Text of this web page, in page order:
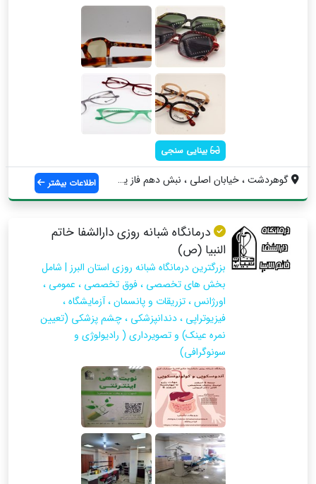
بینایی سنجی
گوهردشت ، خیابان اصلی ، نبش دهم فاز یک ،... اطلاعات بیشتر
درمانگاه شبانه روزی دارالشفا خاتم
النبیا (ص)
بزرگترین درمانگاه شبانه روزی استان البرز | شامل
بخش های تخصصی ، فوق تخصصی ، عمومی ،
اورژانس ، تزریقات و پانسمان ، آزمایشگاه ،
فیزیوتراپی ، دندانپزشکی ، چشم پزشکی (تعیین
نمره عینک) و تصویرداری ( رادیولوژی و
سونوگرافی)